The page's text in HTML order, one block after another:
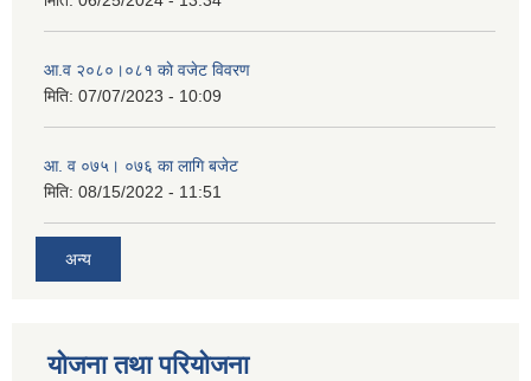
आ.व २०८०।०८१ काे वजेट विवरण
मिति: 07/07/2023 - 10:09
आ. व ०७५। ०७६ का लागि बजेट
मिति: 08/15/2022 - 11:51
अन्य
योजना तथा परियोजना